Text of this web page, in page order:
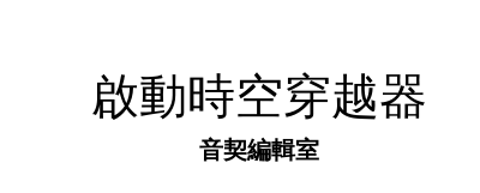
啟動時空穿越器
音契編輯室